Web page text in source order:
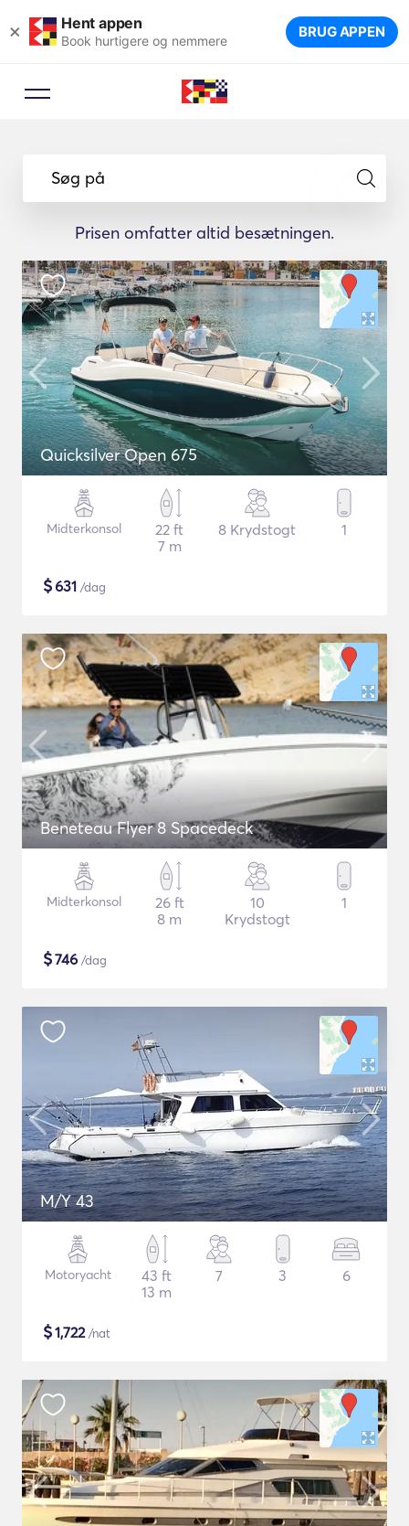
× Hent appen
Book hurtigere og nemmere BRUG APPEN
Søg på
Prisen omfatter altid besætningen.
Quicksilver Open 675
Midterkonsol
22 ft
7 m
8 Krydstogt 1
$631 /dag
Beneteau Flyer 8 Spacedeck
Midterkonsol
26 ft
8 m
10
Krydstogt
1
$746 /dag
M/Y 43
Motoryacht
43 ft
13 m
7 3 6
$1,722/nat